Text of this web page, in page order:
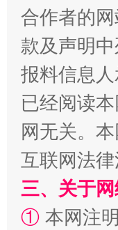
习近平的
合作者的网
款及声明
报料信息
已经阅读
网无关。
互联网法
三、关于网
① 本网注